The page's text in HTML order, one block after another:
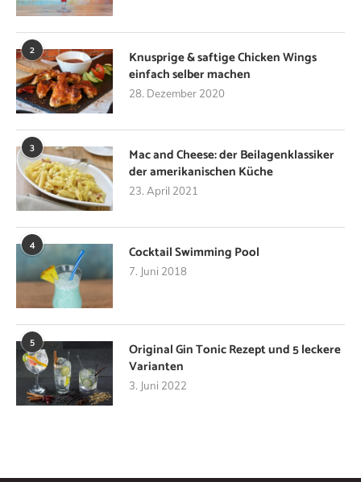
2
Knusprige & saftige Chicken Wings
einfach selber machen
28. Dezember 2020
3
Mac and Cheese: der Beilagenklassiker
der amerikanischen Küche
23. April 2021
4 Cocktail Swimming Pool
7. Juni 2018
5
Original Gin Tonic Rezept und 5 leckere
Varianten
3. Juni 2022